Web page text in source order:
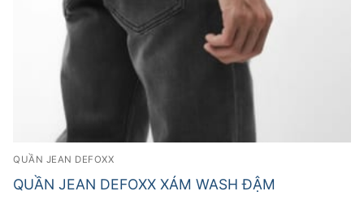
QUẦN JEAN DEFOXX
QUẦN JEAN DEFOXX XÁM WASH ĐẬM